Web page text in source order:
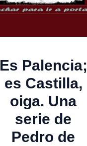
Es Palencia;
es Castilla,
oiga. Una
serie de
Pedro de